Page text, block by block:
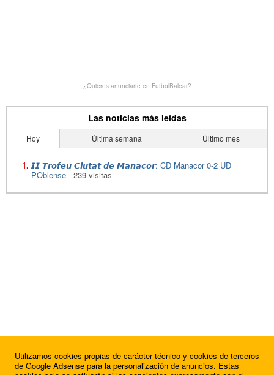
¿Quieres anunciarte en FutbolBalear?
Las noticias más leídas
Hoy Última semana Último mes
𝙄𝙄 𝙏𝙧𝙤𝙛𝙚𝙪 𝘾𝙞𝙪𝙩𝙖𝙩 𝙙𝙚 𝙈𝙖𝙣𝙖𝙘𝙤𝙧: CD Manacor 0-2 UD
POblense - 239 visitas
Utilizamos cookies propias de carácter técnico y cookies de terceros
de Google Adsense para la personalización de anuncios. Estas